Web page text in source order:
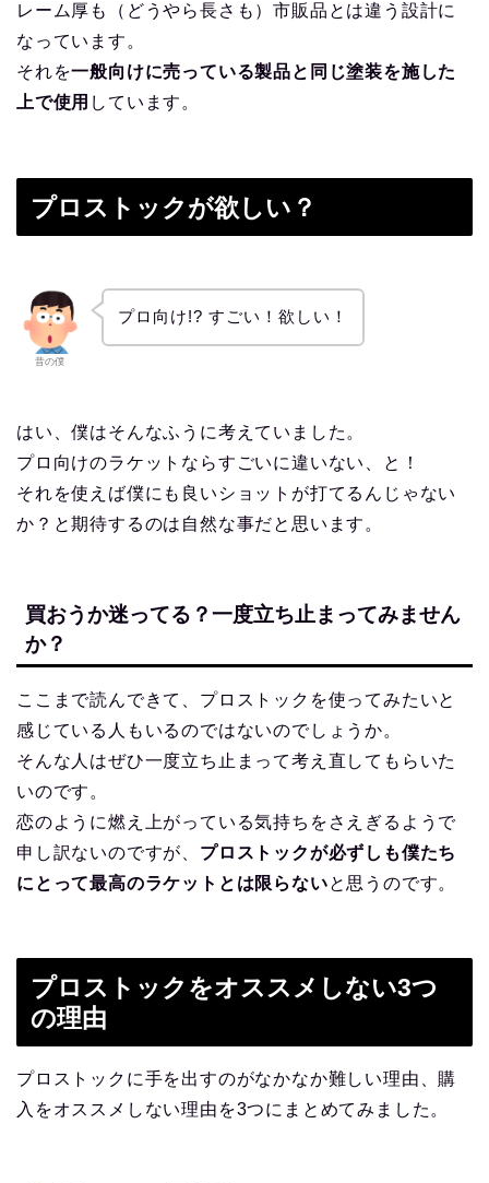
レーム厚も（どうやら長さも）市販品とは違う設計に
なっています。
それを一般向けに売っている製品と同じ塗装を施した
上で使用 しています。
プロストックが欲しい？
昔の僕
プロ向け!? すごい！欲しい！
はい、僕はそんなふうに考えていました。
プロ向けのラケットならすごいに違いない、と！
それを使えば僕にも良いショットが打てるんじゃない
か？と期待するのは自然な事だと思います。
買おうか迷ってる？一度立ち止まってみません
か？
ここまで読んできて、プロストックを使ってみたいと
感じている人もいるのではないのでしょうか。
そんな人はぜひ一度立ち止まって考え直してもらいた
いのです。
恋のように燃え上がっている気持ちをさえぎるようで
申し訳ないのですが、 プロストックが必ずしも僕たち
にとって最高のラケットとは限らないと思うのです。
プロストックをオススメしない3つ
の理由
プロストックに手を出すのがなかなか難しい理由、購
入をオススメしない理由を3つにまとめてみました。